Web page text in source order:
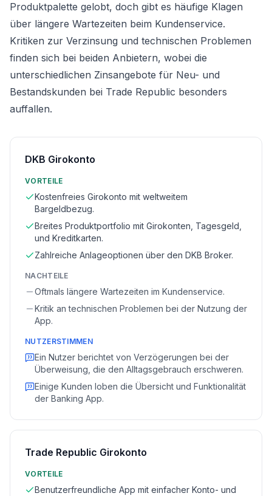
Produktpalette gelobt, doch gibt es häufige Klagen
über längere Wartezeiten beim Kundenservice.
Kritiken zur Verzinsung und technischen Problemen
finden sich bei beiden Anbietern, wobei die
unterschiedlichen Zinsangebote für Neu- und
Bestandskunden bei Trade Republic besonders
auffallen.
DKB Girokonto
VORTEILE
Kostenfreies Girokonto mit weltweitem
Bargeldbezug.
Breites Produktportfolio mit Girokonten, Tagesgeld,
und Kreditkarten.
Zahlreiche Anlageoptionen über den DKB Broker.
NACHTEILE
Oftmals längere Wartezeiten im Kundenservice.
Kritik an technischen Problemen bei der Nutzung der
App.
NUTZERSTIMMEN
Ein Nutzer berichtet von Verzögerungen bei der
Überweisung, die den Alltagsgebrauch erschweren.
Einige Kunden loben die Übersicht und Funktionalität
der Banking App.
Trade Republic Girokonto
VORTEILE
Benutzerfreundliche App mit einfacher Konto- und